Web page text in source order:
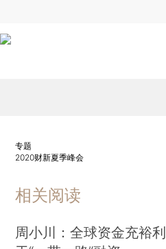
专题
2020财新夏季峰会
相关阅读
周小川：全球资金充裕利